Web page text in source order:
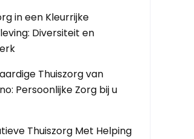
in een Kleurrijke
Diversiteit en
Thuiszorg van
Persoonlijke Zorg bij u
Thuiszorg Met Helping